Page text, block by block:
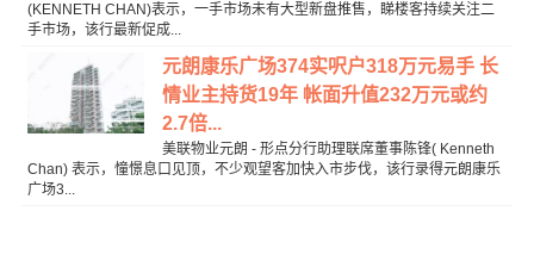
(KENNETH CHAN)表示，一手市场未有大型新盘推售，睇楼客持续关注二
手市场，该行最新促成...
元朗康乐广场374实呎户318万元易手 长
情业主持货19年 帐面升值232万元或约
2.7倍...
美联物业元朗 - 形点分行助理联席董事陈锋( Kenneth
Chan) 表示，憧憬息口见顶，不少观望客加快入市步伐，该行录得元朗康乐
广场3...